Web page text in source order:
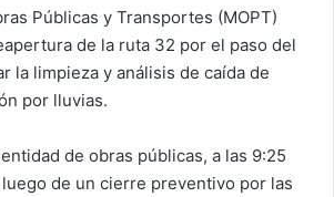
Públicas y Transportes (MOPT)
de la ruta 32 por el paso del
la limpieza y análisis de caída de
por lluvias.
de obras públicas, a las 9:25
de un cierre preventivo por las